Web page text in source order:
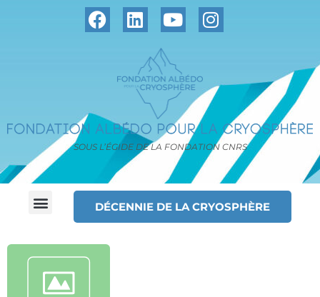
SOUS L’ÉGIDE DE LA FONDATION CNRS
DÉCENNIE DE LA CRYOSPHÈRE